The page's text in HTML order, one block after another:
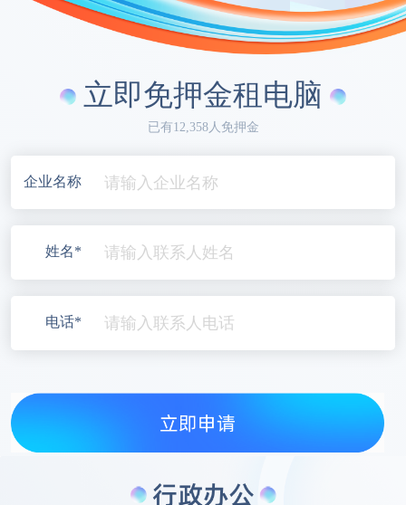
立即免押金租电脑
已有12,358人免押金
企业名称
姓名*
电话*